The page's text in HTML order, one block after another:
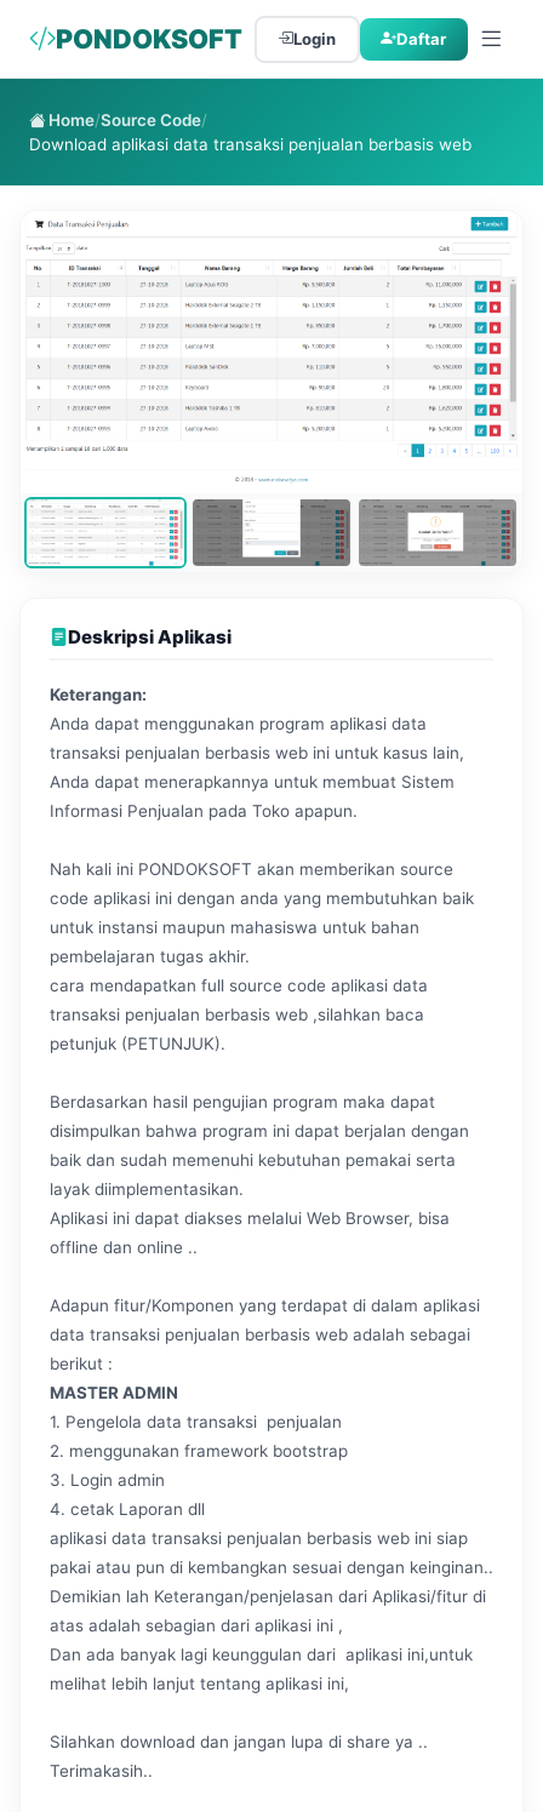
PONDOKSOFT Login Daftar
Home/Source Code/
Download aplikasi data transaksi penjualan berbasis web
Deskripsi Aplikasi
Keterangan:
Anda dapat menggunakan program aplikasi data
transaksi penjualan berbasis web ini untuk kasus lain,
Anda dapat menerapkannya untuk membuat Sistem
Informasi Penjualan pada Toko apapun.
Nah kali ini PONDOKSOFT akan memberikan source
code aplikasi ini dengan anda yang membutuhkan baik
untuk instansi maupun mahasiswa untuk bahan
pembelajaran tugas akhir.
cara mendapatkan full source code aplikasi data
transaksi penjualan berbasis web ,silahkan baca
petunjuk (PETUNJUK).
Berdasarkan hasil pengujian program maka dapat
disimpulkan bahwa program ini dapat berjalan dengan
baik dan sudah memenuhi kebutuhan pemakai serta
layak diimplementasikan.
Aplikasi ini dapat diakses melalui Web Browser, bisa
offline dan online ..
Adapun fitur/Komponen yang terdapat di dalam aplikasi
data transaksi penjualan berbasis web adalah sebagai
berikut :
MASTER ADMIN
1. Pengelola data transaksi penjualan
2. menggunakan framework bootstrap
3. Login admin
4. cetak Laporan dll
aplikasi data transaksi penjualan berbasis web ini siap
pakai atau pun di kembangkan sesuai dengan keinginan..
Demikian lah Keterangan/penjelasan dari Aplikasi/fitur di
atas adalah sebagian dari aplikasi ini ,
Dan ada banyak lagi keunggulan dari aplikasi ini,untuk
melihat lebih lanjut tentang aplikasi ini,
Silahkan download dan jangan lupa di share ya ..
Terimakasih..